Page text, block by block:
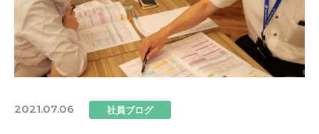
2021.07.06 社員ブログ